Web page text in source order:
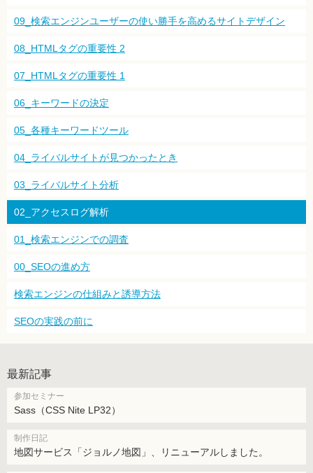
09_検索エンジンユーザーの使い勝手を高めるサイトデザイン
08_HTMLタグの重要性 2
07_HTMLタグの重要性 1
06_キーワードの決定
05_各種キーワードツール
04_ライバルサイトが見つかったとき
03_ライバルサイト分析
02_アクセスログ解析
01_検索エンジンでの調査
00_SEOの進め方
検索エンジンの仕組みと誘導方法
SEOの実践の前に
最新記事
参加セミナー
Sass（CSS Nite LP32）
制作日記
地図サービス「ジョルノ地図」、リニューアルしました。